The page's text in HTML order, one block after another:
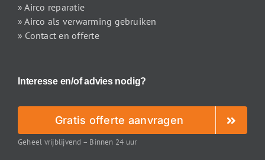
» Airco reparatie
» Airco als verwarming gebruiken
» Contact en offerte
Interesse en/of advies nodig?
Gratis offerte aanvragen
Geheel vrijblijvend – Binnen 24 uur